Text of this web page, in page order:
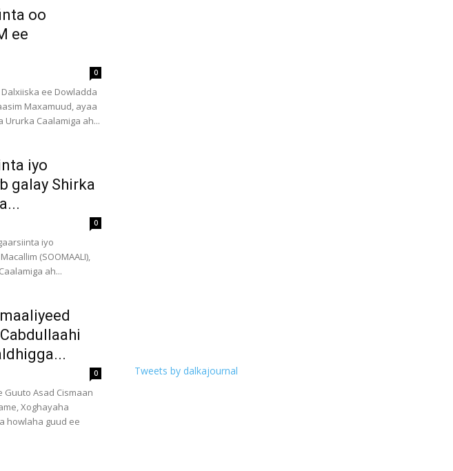
oo
ee
0
ee Dowladda
Maxamuud, ayaa
Caalamiga ah...
iyo
galay Shirka
0
iyo
(SOOMAALI),
ah...
0
Asad Cismaan
Xoghayaha
howlaha guud ee
Tweets by dalkajournal